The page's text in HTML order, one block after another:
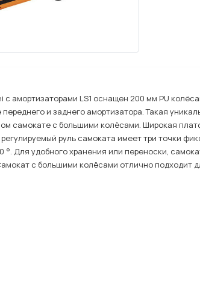
амортизаторами LS1 оснащен 200 мм PU
и заднего амортизатора. Такая
самокате с большими колёсами. Широкая
руль самоката имеет три точки
°. Для удобного хранения или переноски,
с большими колёсами отлично подходит